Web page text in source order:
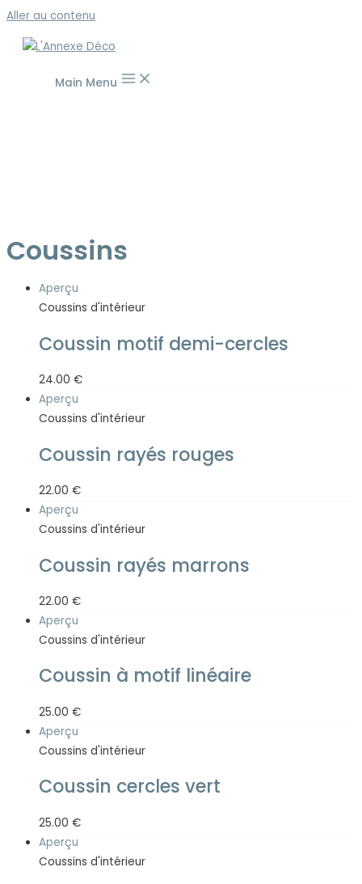
Aller au contenu
Main Menu
Coussins
Aperçu
Coussins d'intérieur
Coussin motif demi-cercles
24.00 €
Aperçu
Coussins d'intérieur
Coussin rayés rouges
22.00 €
Aperçu
Coussins d'intérieur
Coussin rayés marrons
22.00 €
Aperçu
Coussins d'intérieur
Coussin à motif linéaire
25.00 €
Aperçu
Coussins d'intérieur
Coussin cercles vert
25.00 €
Aperçu
Coussins d'intérieur